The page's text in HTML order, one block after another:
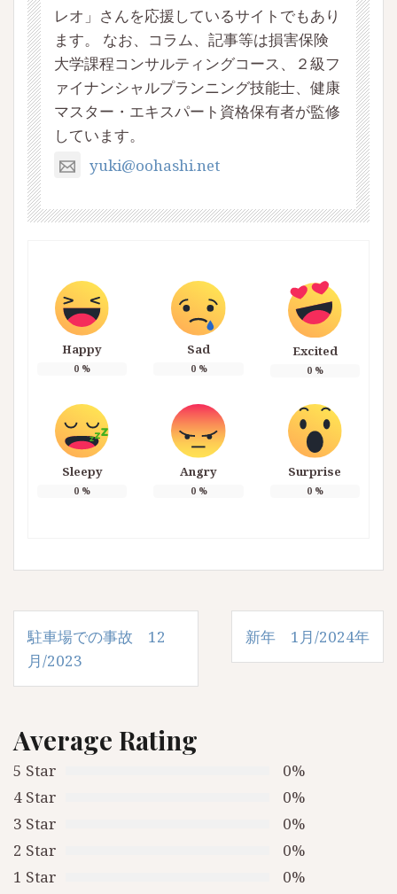
レオ」さんを応援しているサイトでもあり
ます。 なお、コラム、記事等は損害保険
大学課程コンサルティングコース、２級フ
ァイナンシャルプランニング技能士、健康
マスター・エキスパート資格保有者が監修
しています。
yuki@oohashi.net
Happy
0 %
Sad
0%
Excited
0%
Sleepy
0 %
Angry
0%
Surprise
0%
投
稿
ナ
ゲ
ー
シ
ョ
ン
駐車場での事故 12
月/2023
新年 1月/2024年
Average Rating
5 Star
0%
4 Star
0%
3 Star
0%
2 Star
0%
1 Star
0%